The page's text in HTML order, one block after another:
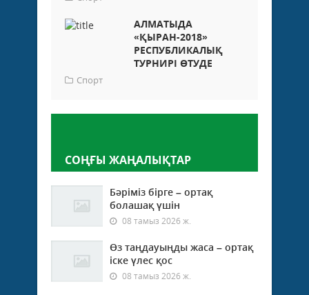
АЛМАТЫДА
«ҚЫРАН-2018»
РЕСПУБЛИКАЛЫҚ
ТУРНИРІ ӨТУДЕ
Спорт
СОҢҒЫ ЖАҢАЛЫҚТАР
Бәріміз бірге – ортақ
болашақ үшін
08 тамыз 2026 ж.
Өз таңдауыңды жаса – ортақ
іске үлес қос
08 тамыз 2026 ж.